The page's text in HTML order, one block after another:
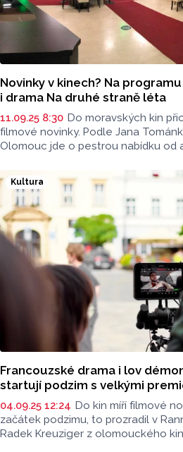
Novinky v kinech? Na
i drama Na druhé straně léta
11.09.25 8:30 Do moravských kin
filmové novinky. Podle Jana
Olomouc jde o pestrou nabídku od
Tománek z kina Metropol v
Kultura
Francouzské drama i lov
startují podzim s velkými
04.09.25 12:24 Do kin míří filmové
začátek podzimu, to prozradil v
Radek Kreuziger z olomouckého